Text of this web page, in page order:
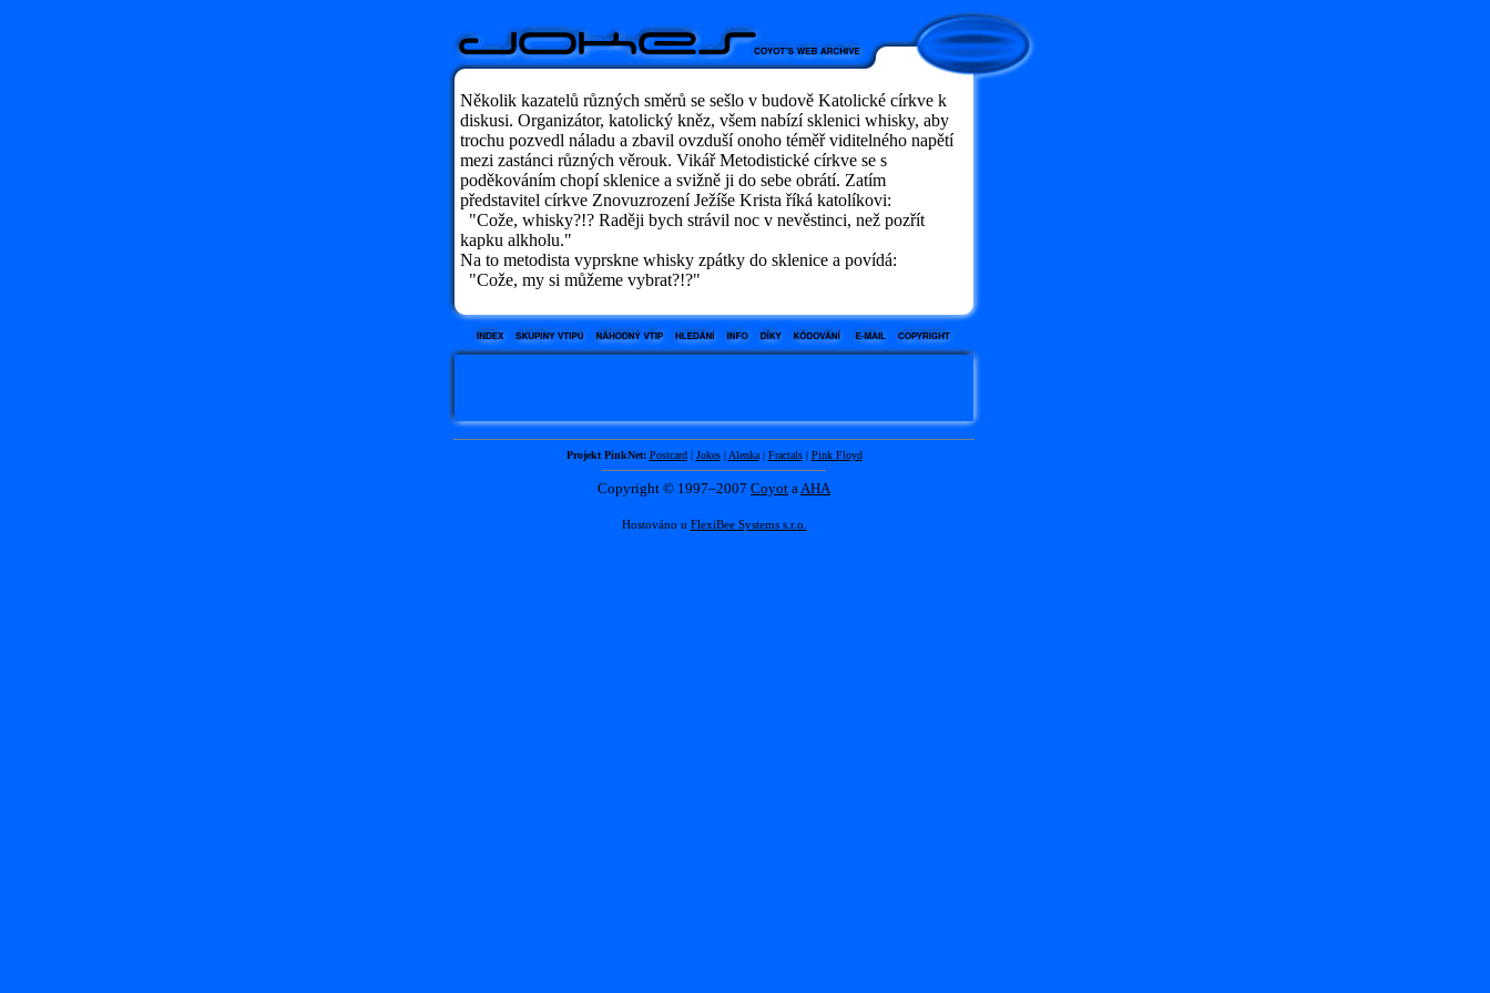
Několik kazatelů různých směrů se sešlo v budově Katolické církve k
diskusi. Organizátor, katolický kněz, všem nabízí sklenici whisky, aby
trochu pozvedl náladu a zbavil ovzduší onoho téměř viditelného napětí
mezi zastánci různých věrouk. Vikář Metodistické církve se s
poděkováním chopí sklenice a svižně ji do sebe obrátí. Zatím
představitel církve Znovuzrození Ježíše Krista říká katolíkovi:
"Cože, whisky?!? Raději bych strávil noc v nevěstinci, než pozřít
kapku alkholu."
Na to metodista vyprskne whisky zpátky do sklenice a povídá:
"Cože, my si můžeme vybrat?!?"
Projekt PinkNet: Postcard| Jokes| Alenka| Fractals| Pink Floyd
Copyright © 1997–2007 Coyot aAHA
Hostováno u FlexiBee Systems s.r.o.